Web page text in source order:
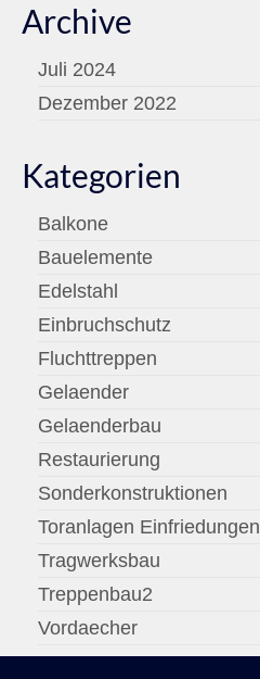
Archive
Juli 2024
Dezember 2022
Kategorien
Balkone
Bauelemente
Edelstahl
Einbruchschutz
Fluchttreppen
Gelaender
Gelaenderbau
Restaurierung
Sonderkonstruktionen
Toranlagen Einfriedungen
Tragwerksbau
Treppenbau2
Vordaecher